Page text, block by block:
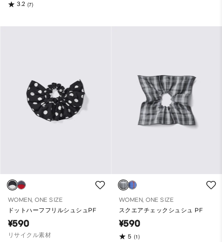
3.2 (7)
WOMEN, ONE SIZE
ドットハーフフリルシュシュPF
¥590
リサイクル素材
WOMEN, ONE SIZE
スクエアチェックシュシュ PF
¥590
5 (1)